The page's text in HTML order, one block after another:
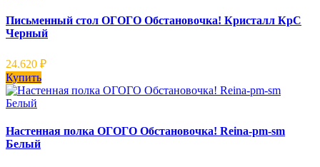
Письменный стол ОГОГО Обстановочка! Кристалл КрС
Черный
24.620 ₽
Купить
Настенная полка ОГОГО Обстановочка! Reina-pm-sm
Белый